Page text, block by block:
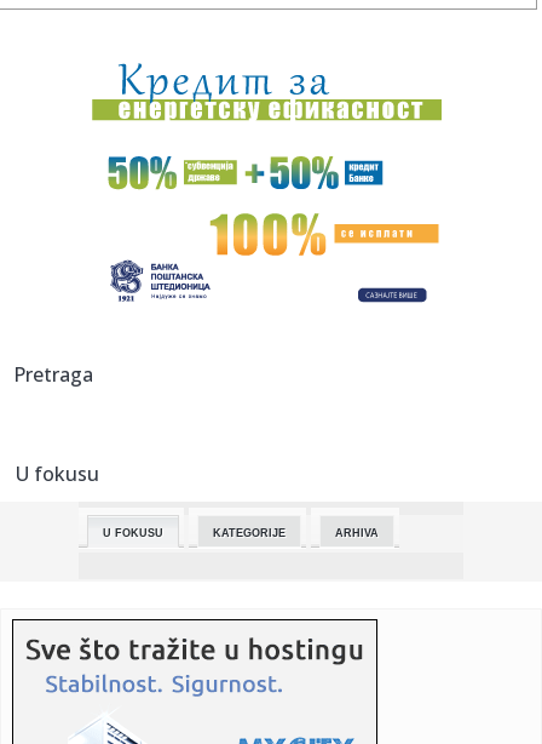
00:31:BMW 328 „Bügelfalte“ osvojio titulu „Best of Show“ na Co...
23:58:Berze na oprezu! Investitori gledaju u iran, naftu i američku
Stellantisova fabrika u Francuskoj će početi da proizvodi
23:53:Održive navike počinju malim izborima koje pravimo
23:52:
23:42:
KALATES „POPIO“ ISPALU: Voditeljka iskulirala košarkaša
23:30:Zelenski: Odobrio sam nove operacije ukrajinskih snaga
protiv Rus...
Pretraga
U fokusu
U FOKUSU KATEGORIJE ARHIVA